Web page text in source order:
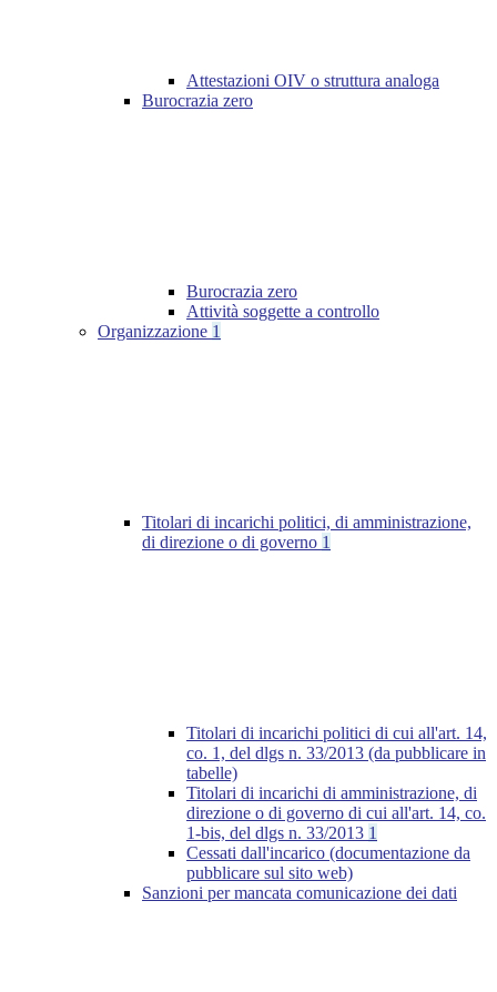
Attestazioni OIV o struttura analoga
Burocrazia zero
Burocrazia zero
Attività soggette a controllo
Organizzazione 1
Titolari di incarichi politici, di amministrazione,
di direzione o di governo 1
Titolari di incarichi politici di cui all'art. 14,
co. 1, del dlgs n. 33/2013 (da pubblicare in
tabelle)
Titolari di incarichi di amministrazione, di
direzione o di governo di cui all'art. 14, co.
1-bis, del dlgs n. 33/2013 1
Cessati dall'incarico (documentazione da
pubblicare sul sito web)
Sanzioni per mancata comunicazione dei dati